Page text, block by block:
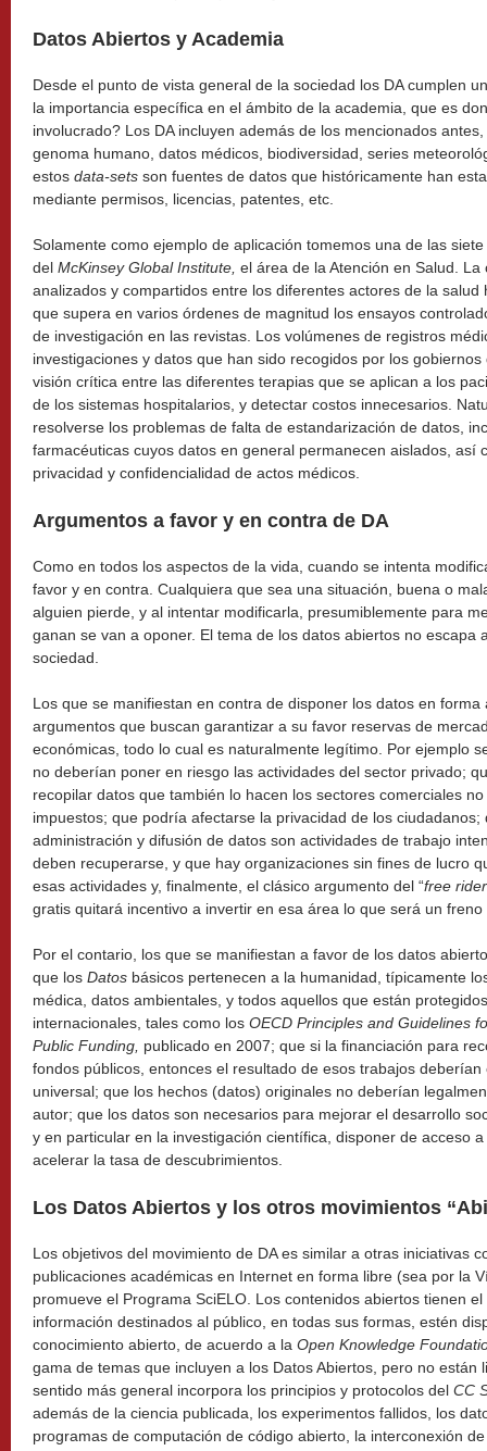
Datos Abiertos y Academia
Desde el punto de vista general de la sociedad los DA cumplen
la importancia específica en el ámbito de la academia, que es
involucrado? Los DA incluyen además de los mencionados
genoma humano, datos médicos, biodiversidad, series
estos data-sets son fuentes de datos que históricamente han
mediante permisos, licencias, patentes, etc.
Solamente como ejemplo de aplicación tomemos una de las
del McKinsey Global Institute, el área de la Atención en Salud.
analizados y compartidos entre los diferentes actores de la
que supera en varios órdenes de magnitud los ensayos
de investigación en las revistas. Los volúmenes de registros
investigaciones y datos que han sido recogidos por los
visión crítica entre las diferentes terapias que se aplican a los
de los sistemas hospitalarios, y detectar costos innecesarios.
resolverse los problemas de falta de estandarización de datos,
farmacéuticas cuyos datos en general permanecen aislados, así
privacidad y confidencialidad de actos médicos.
Argumentos a favor y en contra de DA
Como en todos los aspectos de la vida, cuando se intenta
favor y en contra. Cualquiera que sea una situación, buena o
alguien pierde, y al intentar modificarla, presumiblemente para
ganan se van a oponer. El tema de los datos abiertos no escapa
sociedad.
Los que se manifiestan en contra de disponer los datos en
argumentos que buscan garantizar a su favor reservas de
económicas, todo lo cual es naturalmente legítimo. Por ejemplo
no deberían poner en riesgo las actividades del sector privado;
recopilar datos que también lo hacen los sectores comerciales
impuestos; que podría afectarse la privacidad de los ciudadanos;
administración y difusión de datos son actividades de trabajo
deben recuperarse, y que hay organizaciones sin fines de lucro
esas actividades y, finalmente, el clásico argumento del “free rider
gratis quitará incentivo a invertir en esa área lo que será un
Por el contario, los que se manifiestan a favor de los datos
que los Datos básicos pertenecen a la humanidad, típicamente
médica, datos ambientales, y todos aquellos que están
internacionales, tales como los OECD Principles and Guidelines
Public Funding, publicado en 2007; que si la financiación para
fondos públicos, entonces el resultado de esos trabajos
universal; que los hechos (datos) originales no deberían
autor; que los datos son necesarios para mejorar el desarrollo
y en particular en la investigación científica, disponer de acceso
acelerar la tasa de descubrimientos.
Los Datos Abiertos y los otros movimientos
Los objetivos del movimiento de DA es similar a otras iniciativas
publicaciones académicas en Internet en forma libre (sea por la
promueve el Programa SciELO. Los contenidos abiertos tienen
información destinados al público, en todas sus formas, estén
conocimiento abierto, de acuerdo a la Open Knowledge
gama de temas que incluyen a los Datos Abiertos, pero no están
sentido más general incorpora los principios y protocolos del CC
además de la ciencia publicada, los experimentos fallidos, los
programas de computación de código abierto, la interconexión